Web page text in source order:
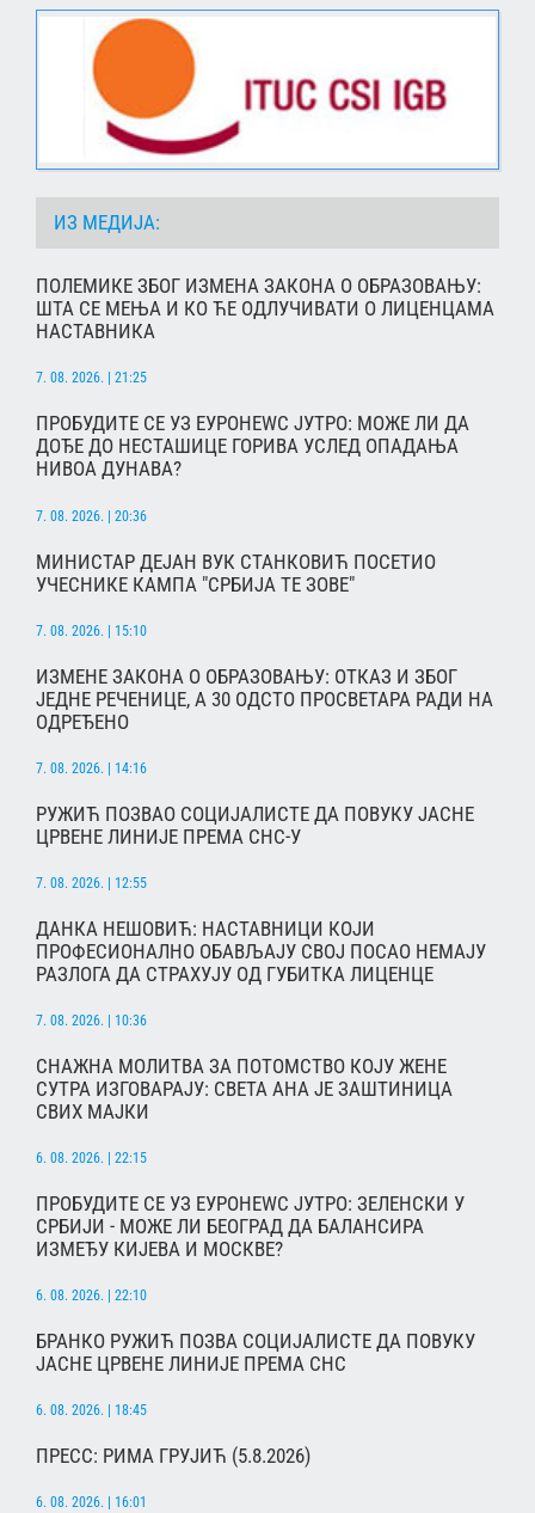
ИЗ МЕДИЈА:
ПОЛЕМИКЕ ЗБОГ ИЗМЕНА ЗАКОНА О ОБРАЗОВАЊУ:
ШТА СЕ МЕЊА И КО ЋЕ ОДЛУЧИВАТИ О ЛИЦЕНЦАМА
НАСТАВНИКА
7. 08. 2026. | 21:25
ПРОБУДИТЕ СЕ УЗ ЕУРОНЕWС ЈУТРО: МОЖЕ ЛИ ДА
ДОЂЕ ДО НЕСТАШИЦЕ ГОРИВА УСЛЕД ОПАДАЊА
НИВОА ДУНАВА?
7. 08. 2026. | 20:36
МИНИСТАР ДЕЈАН ВУК СТАНКОВИЋ ПОСЕТИО
УЧЕСНИКЕ КАМПА "СРБИЈА ТЕ ЗОВЕ"
7. 08. 2026. | 15:10
ИЗМЕНЕ ЗАКОНА О ОБРАЗОВАЊУ: ОТКАЗ И ЗБОГ
ЈЕДНЕ РЕЧЕНИЦЕ, А 30 ОДСТО ПРОСВЕТАРА РАДИ НА
ОДРЕЂЕНО
7. 08. 2026. | 14:16
РУЖИЋ ПОЗВАО СОЦИЈАЛИСТЕ ДА ПОВУКУ ЈАСНЕ
ЦРВЕНЕ ЛИНИЈЕ ПРЕМА СНС-У
7. 08. 2026. | 12:55
ДАНКА НЕШОВИЋ: НАСТАВНИЦИ КОЈИ
ПРОФЕСИОНАЛНО ОБАВЉАЈУ СВОЈ ПОСАО НЕМАЈУ
РАЗЛОГА ДА СТРАХУЈУ ОД ГУБИТКА ЛИЦЕНЦЕ
7. 08. 2026. | 10:36
СНАЖНА МОЛИТВА ЗА ПОТОМСТВО КОЈУ ЖЕНЕ
СУТРА ИЗГОВАРАЈУ: СВЕТА АНА ЈЕ ЗАШТИНИЦА
СВИХ МАЈКИ
6. 08. 2026. | 22:15
ПРОБУДИТЕ СЕ УЗ ЕУРОНЕWС ЈУТРО: ЗЕЛЕНСКИ У
СРБИЈИ - МОЖЕ ЛИ БЕОГРАД ДА БАЛАНСИРА
ИЗМЕЂУ КИЈЕВА И МОСКВЕ?
6. 08. 2026. | 22:10
БРАНКО РУЖИЋ ПОЗВА СОЦИЈАЛИСТЕ ДА ПОВУКУ
ЈАСНЕ ЦРВЕНЕ ЛИНИЈЕ ПРЕМА СНС
6. 08. 2026. | 18:45
ПРЕСС: РИМА ГРУЈИЋ (5.8.2026)
6. 08. 2026. | 16:01